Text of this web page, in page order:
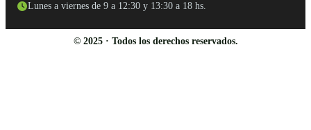
Lunes a viernes de 9 a 12:30 y 13:30 a 18 hs.
© 2025 · Todos los derechos reservados.